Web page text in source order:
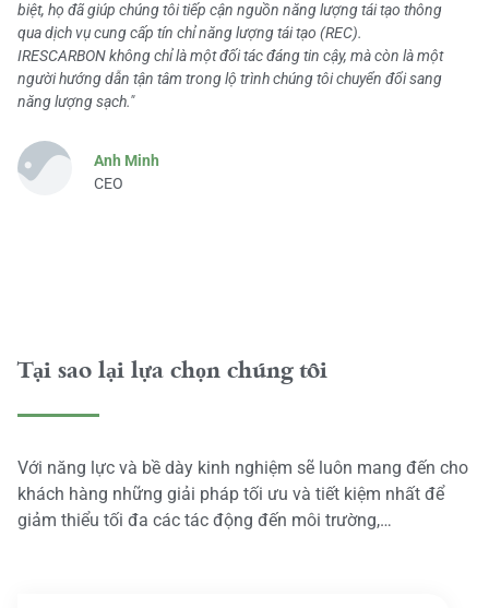
biệt, họ đã giúp chúng tôi tiếp cận nguồn năng lượng tái tạo thông
qua dịch vụ cung cấp tín chỉ năng lượng tái tạo (REC).
IRESCARBON không chỉ là một đối tác đáng tin cậy, mà còn là một
người hướng dẫn tận tâm trong lộ trình chúng tôi chuyển đổi sang
năng lượng sạch."
Anh Minh
CEO
Tại sao lại lựa chọn chúng tôi
Với năng lực và bề dày kinh nghiệm sẽ luôn mang đến cho
khách hàng những giải pháp tối ưu và tiết kiệm nhất để
giảm thiểu tối đa các tác động đến môi trường,…